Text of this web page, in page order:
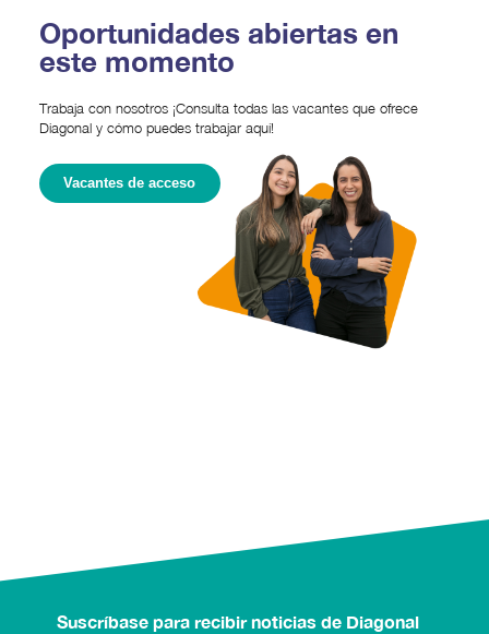
Oportunidades abiertas en
este momento
Trabaja con nosotros ¡Consulta todas las vacantes que ofrece
Diagonal y cómo puedes trabajar aquí!
Vacantes de acceso
Suscríbase para recibir noticias de Diagonal